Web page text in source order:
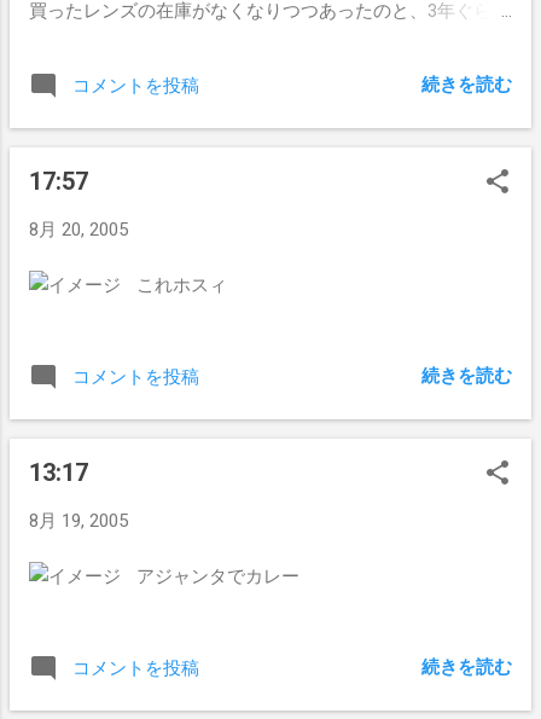
買ったレンズの在庫がなくなりつつあったのと、3年ぐらい
んだのかわからないが見にくくなっていたので、コンタク
トレンズ9か月分と眼鏡を。 あと ITMS のシステム検証の
ためにプリペイドカード購入。
コメントを投稿 続きを読む
17:57
8月 20, 2005
これホスィ
コメントを投稿 続きを読む
13:17
8月 19, 2005
アジャンタでカレー
コメントを投稿 続きを読む